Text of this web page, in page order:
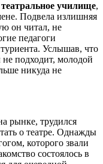
училище,
Подвела излишняя
он читал, не
педагоги
Услышав, что
не подходит, молодой
никуда не
рынке, трудился
о театре. Однажды
которого звали
состоялось в